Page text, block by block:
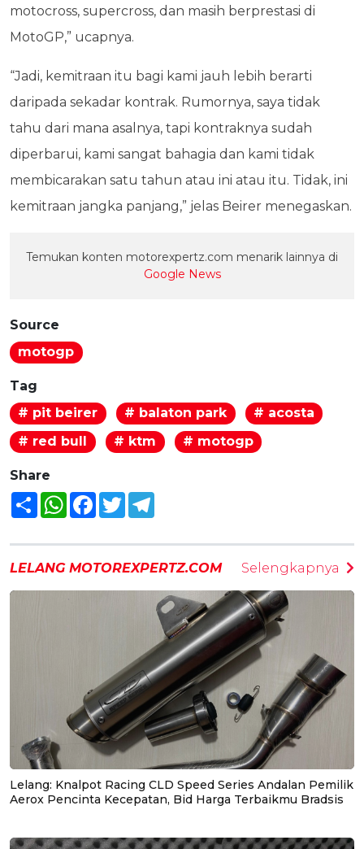
motocross, supercross, dan masih berprestasi di
MotoGP,” ucapnya.
“Jadi, kemitraan itu bagi kami jauh lebih berarti
daripada sekadar kontrak. Rumornya, saya tidak
tahu dari mana asalnya, tapi kontraknya sudah
diperbarui, kami sangat bahagia dan kami tidak
membicarakan satu tahun atau ini atau itu. Tidak, ini
kemitraan jangka panjang,” jelas Beirer menegaskan.
Temukan konten motorexpertz.com menarik lainnya di
Google News
Source
motogp
Tag
# pit beirer
# balaton park
# acosta
# red bull
# ktm # motogp
Share
Share WhatsAppFacebook
Twitter
LELANG MOTOREXPERTZ.COM Selengkapnya
Lelang: Knalpot Racing CLD Speed Series Andalan Pemilik
Aerox Pencinta Kecepatan, Bid Harga Terbaikmu Bradsis